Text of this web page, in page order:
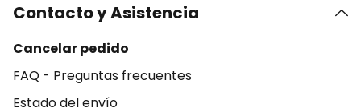
Contacto y Asistencia
Cancelar pedido
FAQ - Preguntas frecuentes
Estado del envío